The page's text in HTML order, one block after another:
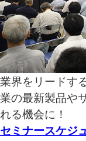
業界をリードす
業の最新製品や
れる機会に！
セミナースケジ